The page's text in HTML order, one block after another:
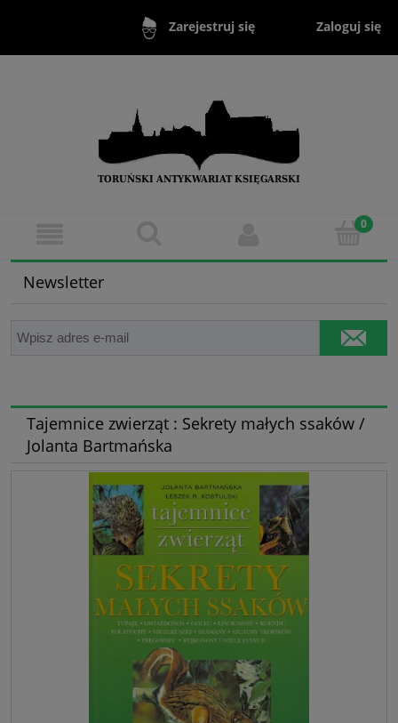
Zarejestruj się Zaloguj się
Newsletter
Tajemnice zwierząt : Sekrety małych ssaków /
Jolanta Bartmańska